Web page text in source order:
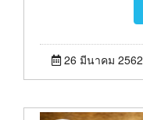
26 มีนาคม 2562